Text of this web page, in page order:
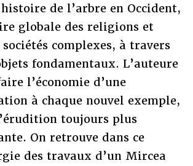
de l’arbre en Occident,
globale des religions et
sociétés complexes, à travers
fondamentaux. L’auteure
l’économie d’une
à chaque nouvel exemple,
toujours plus
On retrouve dans ce
des travaux d’un Mircea